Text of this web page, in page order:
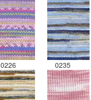
0226 0235